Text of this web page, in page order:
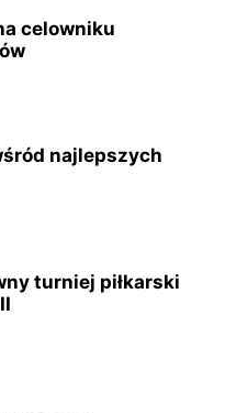
celowniku
najlepszych
turniej piłkarski